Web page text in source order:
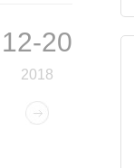
12-20
2018